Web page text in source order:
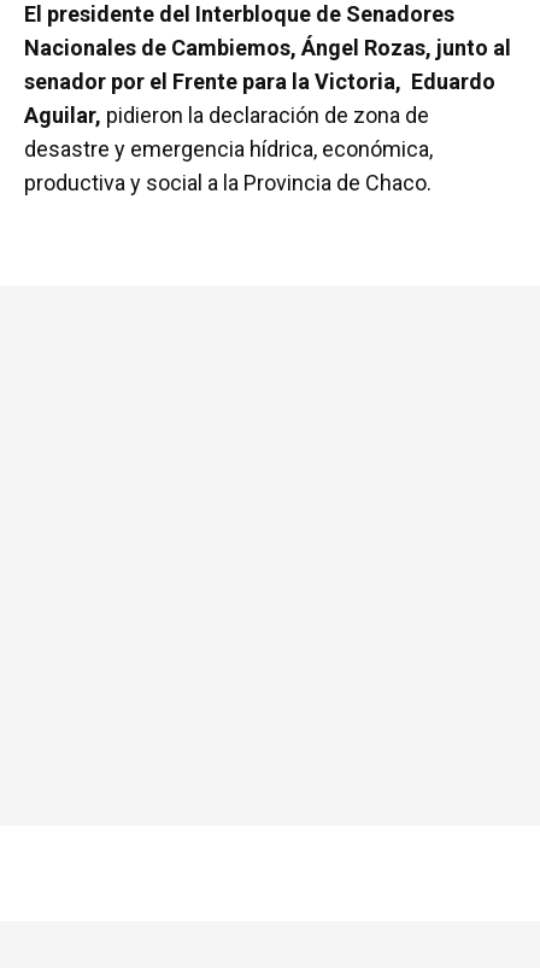
ce
b
o
o
k
tt
er
at
s
A
p
p
ail m
p
ar
tir
El presidente del Interbloque de Senadores
Nacionales de Cambiemos, Ángel Rozas, junto al
senador por el Frente para la Victoria, Eduardo
Aguilar, pidieron la declaración de zona de
desastre y emergencia hídrica, económica,
productiva y social a la Provincia de Chaco.